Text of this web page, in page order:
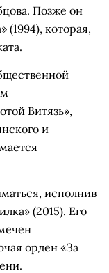
Позже он
(1994), которая,
Витязь»,
и
исполнив
(2015). Его
орден «За